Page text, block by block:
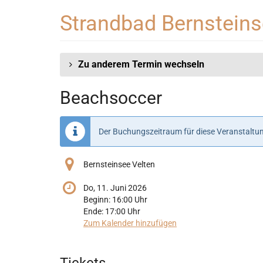
Strandbad
Zu anderem Termin wechseln
Beachsoccer
Der Buchungszeitraum für diese
Bernsteinsee Velten
Do, 11. Juni 2026
Beginn: 16:00 Uhr
Ende: 17:00 Uhr
Zum Kalender hinzufügen